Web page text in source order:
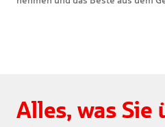
Alles, was Sie